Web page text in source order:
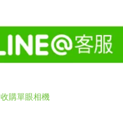
收購單眼相機